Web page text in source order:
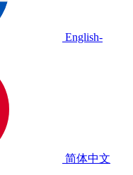
English-
简体中文